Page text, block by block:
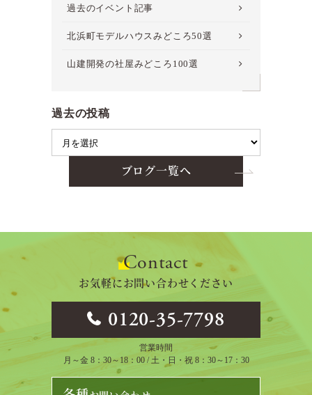
過去のイベント記事
北浜町モデルハウスみどころ50選
山建開発の社屋みどころ100選
過去の投稿
ブログ一覧へ
Contact
お気軽にお問い合わせください
0120-35-7798
営業時間
月～金 8：30～18：00 / 土・日・祝 8：30～17：30